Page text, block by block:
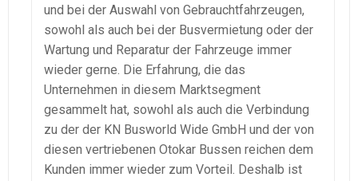
und bei der Auswahl von Gebrauchtfahrzeugen,
sowohl als auch bei der Busvermietung oder der
Wartung und Reparatur der Fahrzeuge immer
wieder gerne. Die Erfahrung, die das
Unternehmen in diesem Marktsegment
gesammelt hat, sowohl als auch die Verbindung
zu der der KN Busworld Wide GmbH und der von
diesen vertriebenen Otokar Bussen reichen dem
Kunden immer wieder zum Vorteil. Deshalb ist